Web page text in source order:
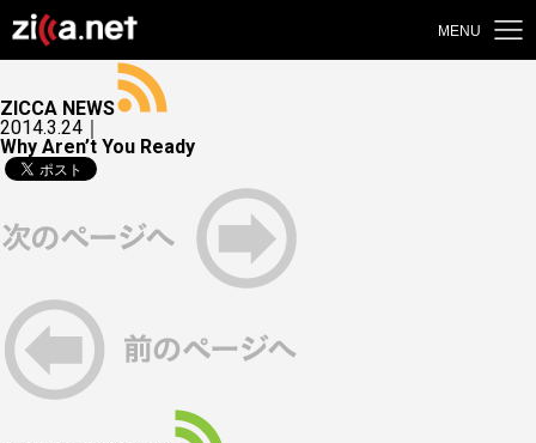
MENU
ZICCA NEWS
2014.3.24｜
Why Aren’t You Ready